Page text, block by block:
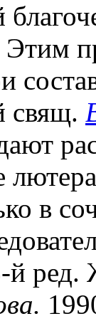
свящ.
в
й ред.